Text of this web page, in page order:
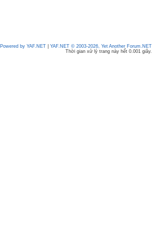
Powered by YAF.NET
YAF.NET © 2003-2026, Yet Another Forum.NET
Thời gian xử lý trang này hết 0.001 giây.